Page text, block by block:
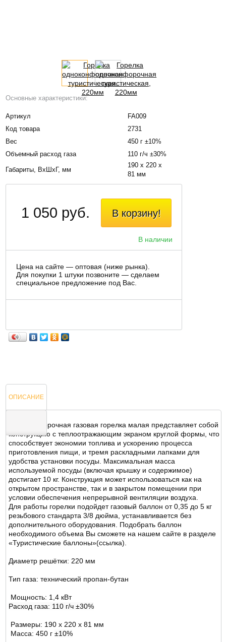
Основные характеристики:
Артикул
FA009
Код товара
2731
Вес
450 г ±10%
Объемный расход газа
110 г/ч ±30%
Габариты, BxШxГ, мм
190 х 220 х
81 мм
В корзину!
В наличии
1 050 руб.
Цена на сайте — оптовая (ниже рынка).
Для покупки 1 штуки позвоните — сделаем
специальное предложение под Вас.
ОПИСАНИЕ
ОТЗЫВЫ
Одноконфорочная газовая горелка малая представляет собой
конструкцию с теплоотражающим экраном круглой формы, что
способствует экономии топлива и ускорению процесса
приготовления пищи, и тремя раскладными лапками для
удобства установки посуды. Максимальная масса
используемой посуды (включая крышку и содержимое)
достигает 10 кг. Конструкция может использоваться как на
открытом пространстве, так и в закрытом помещении при
условии обеспечения непрерывной вентиляции воздуха.
Для работы горелки подойдет газовый баллон от 0,35 до 5 кг
резьбового стандарта 3/8 дюйма, устанавливается без
дополнительного оборудования. Подобрать баллон
необходимого объема Вы сможете на нашем сайте в разделе
«Туристические баллоны»(ссылка).
Диаметр решётки: 220 мм
Тип газа: технический пропан-бутан
Мощность: 1,4 кВт
Расход газа: 110 г/ч ±30%
Размеры: 190 х 220 х 81 мм
Масса: 450 г±10%